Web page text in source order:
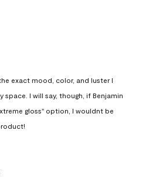
exact mood, color, and luster I
space. I will say, though, if Benjamin
gloss" option, I wouldnt be